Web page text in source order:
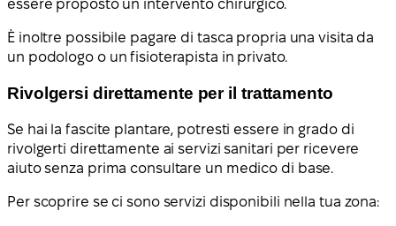
essere proposto un intervento chirurgico.
È inoltre possibile pagare di tasca propria una visita da
un podologo o un fisioterapista in privato.
Rivolgersi direttamente per il trattamento
Se hai la fascite plantare, potresti essere in grado di
rivolgerti direttamente ai servizi sanitari per ricevere
aiuto senza prima consultare un medico di base.
Per scoprire se ci sono servizi disponibili nella tua zona: